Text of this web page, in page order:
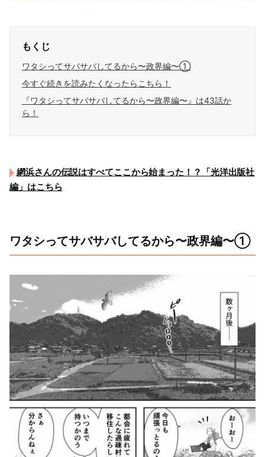
もくじ
ワタシってサバサバしてるから〜政界編〜①
今すぐ続きを読みたくなったらこちら！
『ワタシってサバサバしてるから〜政界編〜』は43話か
ら！
網浜さんの伝説はすべてここから始まった！？「光洋出版社
編」はこちら
ワタシってサバサバしてるから〜政界編〜①